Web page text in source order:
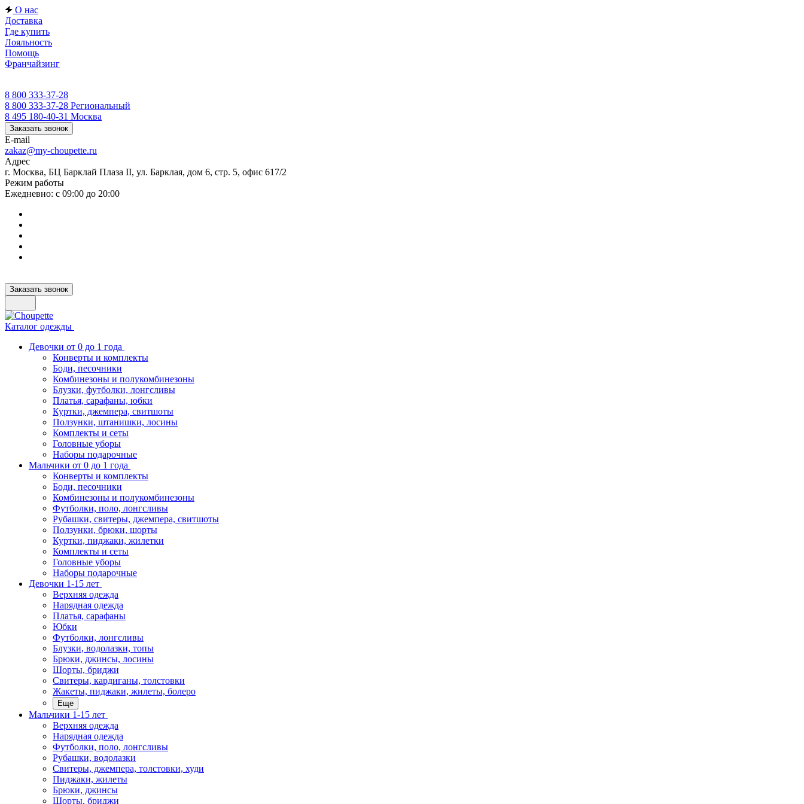
О нас
Доставка
Где купить
Лояльность
Помощь
Франчайзинг
8 800 333-37-28
8 800 333-37-28 Региональный
8 495 180-40-31 Москва
Заказать звонок
E-mail
zakaz@my-choupette.ru
Адрес
г. Москва, БЦ Барклай Плаза II, ул. Барклая, дом 6, стр. 5, офис 617/2
Режим работы
Ежедневно: с 09:00 до 20:00
Заказать звонок
Каталог одежды
Девочки от 0 до 1 года
Конверты и комплекты
Боди, песочники
Комбинезоны и полукомбинезоны
Блузки, футболки, лонгсливы
Платья, сарафаны, юбки
Куртки, джемпера, свитшоты
Ползунки, штанишки, лосины
Комплекты и сеты
Головные уборы
Наборы подарочные
Мальчики от 0 до 1 года
Конверты и комплекты
Боди, песочники
Комбинезоны и полукомбинезоны
Футболки, поло, лонгсливы
Рубашки, свитеры, джемпера, свитшоты
Ползунки, брюки, шорты
Куртки, пиджаки, жилетки
Комплекты и сеты
Головные уборы
Наборы подарочные
Девочки 1-15 лет
Верхняя одежда
Нарядная одежда
Платья, сарафаны
Юбки
Футболки, лонгсливы
Блузки, водолазки, топы
Брюки, джинсы, лосины
Шорты, бриджи
Свитеры, кардиганы, толстовки
Жакеты, пиджаки, жилеты, болеро
Еще
Мальчики 1-15 лет
Верхняя одежда
Нарядная одежда
Футболки, поло, лонгсливы
Рубашки, водолазки
Свитеры, джемпера, толстовки, худи
Пиджаки, жилеты
Брюки, джинсы
Шорты, бриджи